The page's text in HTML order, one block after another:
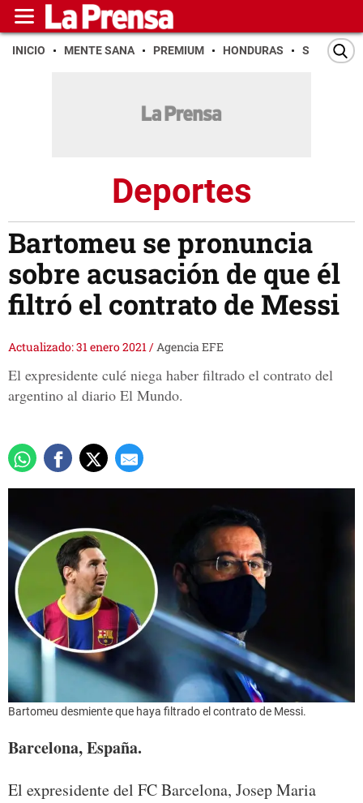
INICIO MENTE SANA PREMIUM HONDURAS SAN PEDRO
Deportes
Bartomeu se pronuncia
sobre acusación de que él
filtró el contrato de Messi
Actualizado: 31 enero 2021/Agencia EFE
El expresidente culé niega haber filtrado el contrato del
argentino al diario El Mundo.
Bartomeu desmiente que haya filtrado el contrato de Messi.
Barcelona, España.
El expresidente del FC Barcelona, Josep Maria